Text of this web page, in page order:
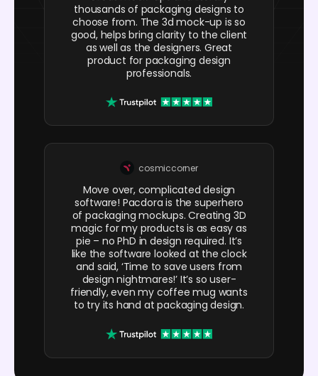
thousands of packaging designs to
choose from. The 3d mock-up is so
good, helps bring clarity to the client
as well as the designers. Great
product for packaging design
professionals.
cosmiccorner
Move over, complicated design
software! Pacdora is the superhero
of packaging mockups. Creating 3D
magic for my products is as easy as
pie – no PhD in design required. It’s
like the software looked at the clock
and said, ‘Time to save users from
design nightmares!’ It’s so user-
friendly, even my coffee mug wants
to try its hand at packaging design.